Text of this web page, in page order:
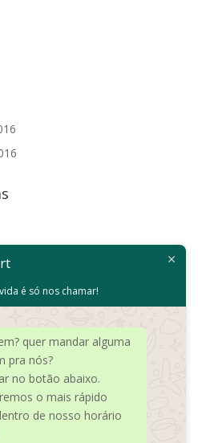
é só nos chamar!
quer mandar alguma
pra nós?
no botão abaixo.
o mais rápido
de nosso horário